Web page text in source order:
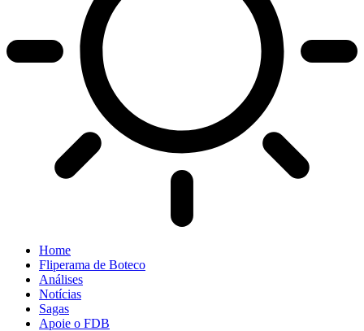
Home
Fliperama de Boteco
Análises
Notícias
Sagas
Apoie o FDB